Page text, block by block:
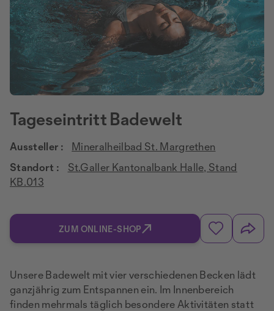
Tageseintritt Badewelt
Aussteller :
Mineralheilbad St. Margrethen
Standort :
St.Galler Kantonalbank Halle, Stand
KB.013
ZUM ONLINE-SHOP
Unsere Badewelt mit vier verschiedenen Becken lädt
ganzjährig zum Entspannen ein. Im Innenbereich
finden mehrmals täglich besondere Aktivitäten statt